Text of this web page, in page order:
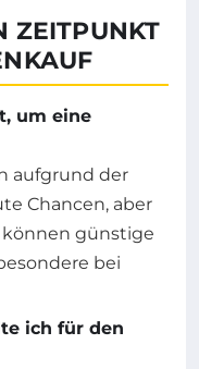
ZEITPUNKT
um eine
aufgrund der
Chancen, aber
günstige
bei
ich für den